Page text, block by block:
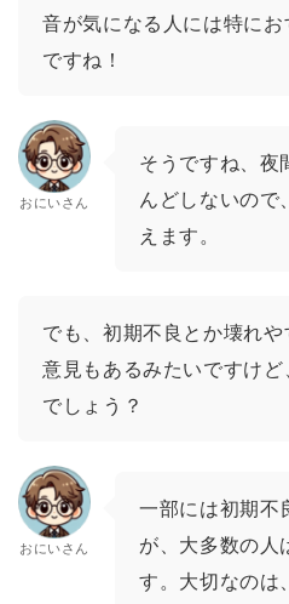
音が気になる人には特にお
ですね！
おにいさん
そうですね、夜
んどしないので
えます。
でも、初期不良とか壊れ
意見もあるみたいですけど
でしょう？
おにいさん
一部には初期不
が、大多数の人
す。大切なのは